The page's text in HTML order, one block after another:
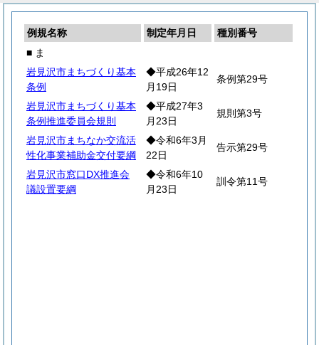
例規名称 制定年月日
種別番号
■ ま
岩見沢市まちづくり基本
条例
◆平成26年12
月19日
条例第29号
岩見沢市まちづくり基本
条例推進委員会規則
◆平成27年3
月23日
規則第3号
岩見沢市まちなか交流活
性化事業補助金交付要綱
◆令和6年3月
22日
告示第29号
岩見沢市窓口DX推進会
議設置要綱
◆令和6年10
月23日
訓令第11号